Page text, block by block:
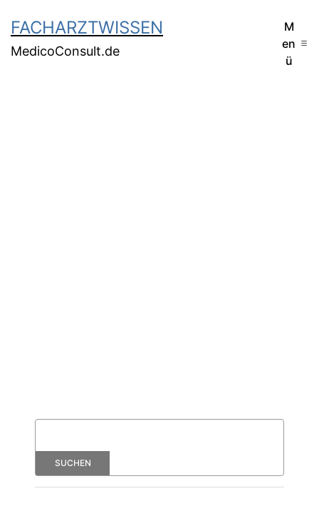
FACHARZTWISSEN
MedicoConsult.de
M
en
ü